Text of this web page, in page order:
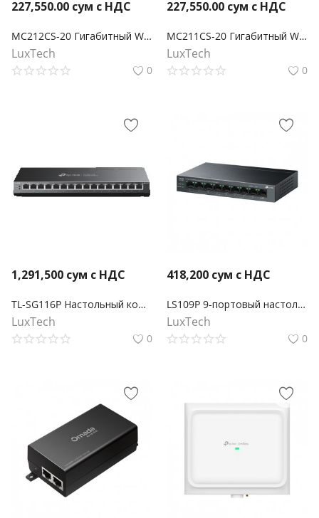
227,550.00 сум с НДС
MC212CS-20 Гигабитный WDM медиаконвертер Omada
LuxTech
0
227,550.00 сум с НДС
MC211CS-20 Гигабитный WDM медиаконвертер Omada
LuxTech
0
1,291,500 сум с НДС
TL-SG116P Настольный коммутатор с 16 гигабитными портами PoE+
LuxTech
0
418,200 сум с НДС
LS109P 9-портовый настольный коммутатор 10/100 Мбит/с с 8-портами PoE+
LuxTech
0